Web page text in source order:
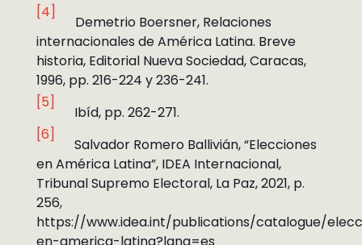
[4]
Demetrio Boersner, Relaciones
internacionales de América Latina. Breve
historia, Editorial Nueva Sociedad, Caracas,
1996, pp. 216-224 y 236-241.
[5]
Ibíd, pp. 262-271.
[6]
Salvador Romero Ballivián, “Elecciones
en América Latina”, IDEA Internacional,
Tribunal Supremo Electoral, La Paz, 2021, p.
256,
https://www.idea.int/publications/catalogue/